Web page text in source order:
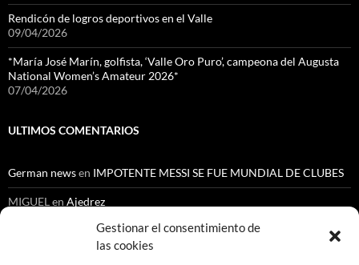
Gestionar el consentimiento de
las cookies
Rendicón de logros deportivos en el Valle
09/04/2026
*María José Marín, golfista, ‘Valle Oro Puro’, campeona del Augusta
National Women’s Amateur 2026*
07/04/2026
ULTIMOS COMENTARIOS
German newsen IMPOTENTE MESSI SE FUE MUNDIAL DE CLUBES
MIGUEL en Ajedrez
Cenoide Lopez ChantreenNUEVO ESCANDALO EN LA ESCUELA
NACIONAL DEL DEPORTE